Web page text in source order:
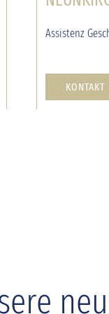
Assistenz
KONTAKT